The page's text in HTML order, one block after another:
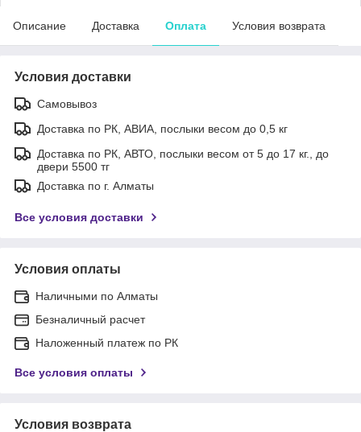
Описание Доставка Оплата Условия возврата
Условия доставки
Самовывоз
Доставка по РК, АВИА, послыки весом до 0,5 кг
Доставка по РК, АВТО, послыки весом от 5 до 17 кг., до
двери 5500 тг
Доставка по г. Алматы
Все условия доставки
Условия оплаты
Наличными по Алматы
Безналичный расчет
Наложенный платеж по РК
Все условия оплаты
Условия возврата